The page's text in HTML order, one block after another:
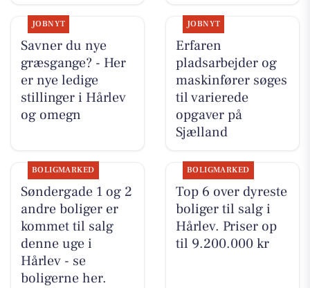
JOBNYT
Savner du nye
græsgange? - Her
er nye ledige
stillinger i Hårlev
og omegn
JOBNYT
Erfaren
pladsarbejder og
maskinfører søges
til varierede
opgaver på
Sjælland
BOLIGMARKED
Søndergade 1 og 2
andre boliger er
kommet til salg
denne uge i
Hårlev - se
boligerne her.
BOLIGMARKED
Top 6 over dyreste
boliger til salg i
Hårlev. Priser op
til 9.200.000 kr